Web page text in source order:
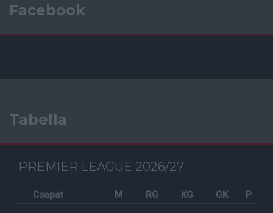
Facebook
Tabella
PREMIER LEAGUE 2026/27
Csapat M RG KG GK P